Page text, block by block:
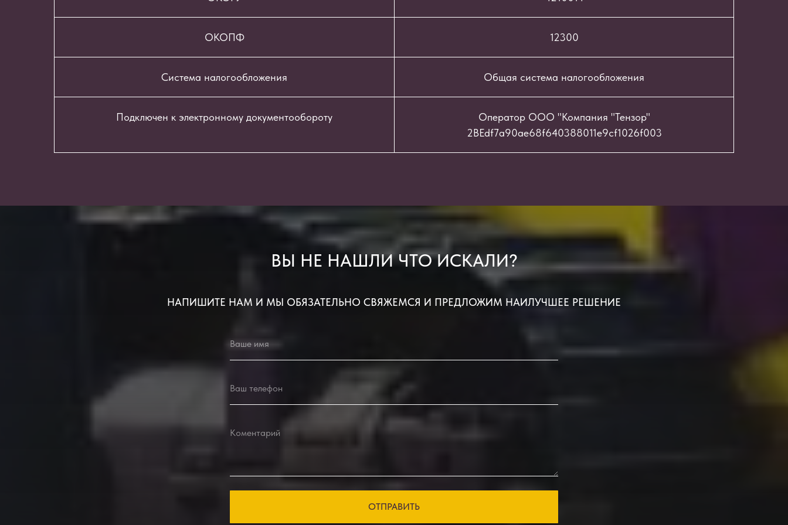
ОКОПФ 12300
Система налогообложения Общая система налогообложения
Подключен к электронному документообороту
Оператор ООО "Компания "Тензор"
2BEdf7a90ae68f640388011e9cf1026f003
ВЫ НЕ НАШЛИ ЧТО ИСКАЛИ?
НАПИШИТЕ НАМ И МЫ ОБЯЗАТЕЛЬНО СВЯЖЕМСЯ И ПРЕДЛОЖИМ НАИЛУЧШЕЕ РЕШЕНИЕ
ОТПРАВИТЬ